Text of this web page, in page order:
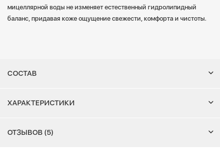
мицеллярной воды не изменяет естественный гидролипидный
баланс, придавая коже ощущение свежести, комфорта и чистоты.
СОСТАВ
ХАРАКТЕРИСТИКИ
ОТЗЫВОВ (5)